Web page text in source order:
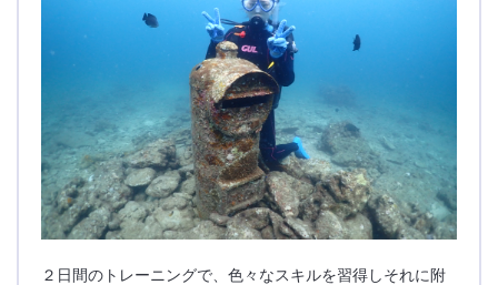
２日間のトレーニングで、色々なスキルを習得しそれに附